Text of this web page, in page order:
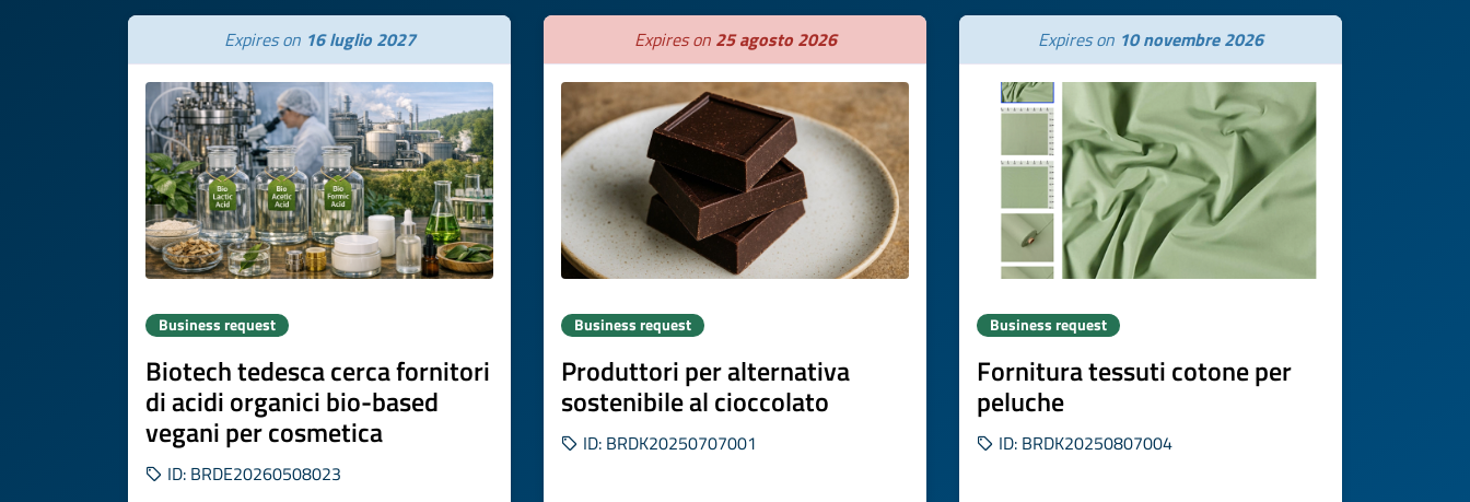
Expires on 16 luglio 2027
Business request
Biotech tedesca cerca fornitori
di acidi organici bio-based
vegani per cosmetica
ID: BRDE20260508023
Expires on 25 agosto 2026
Business request
Produttori per alternativa
sostenibile al cioccolato
ID: BRDK20250707001
Expires on 10 novembre 2026
Business request
Fornitura tessuti cotone per
peluche
ID: BRDK20250807004